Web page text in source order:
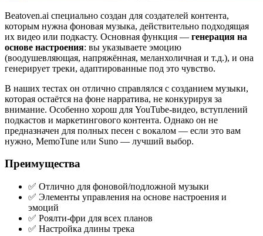
Beatoven.ai специально создан для создателей контента,
которым нужна фоновая музыка, действительно подходящая
их видео или подкасту. Основная функция — генерация на
основе настроения: вы указываете эмоцию
(воодушевляющая, напряжённая, меланхоличная и т.д.), и она
генерирует треки, адаптированные под это чувство.
В наших тестах он отлично справлялся с созданием музыки,
которая остаётся на фоне нарратива, не конкурируя за
внимание. Особенно хорош для YouTube-видео, вступлений
подкастов и маркетингового контента. Однако он не
предназначен для полных песен с вокалом — если это вам
нужно, MemoTune или Suno — лучший выбор.
Преимущества
✅ Отлично для фоновой/подложной музыки
✅ Элементы управления на основе настроения и
эмоций
✅ Роялти-фри для всех планов
✅ Настройка длины трека